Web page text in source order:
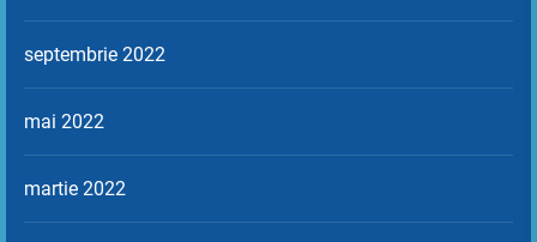
septembrie 2022
mai 2022
martie 2022